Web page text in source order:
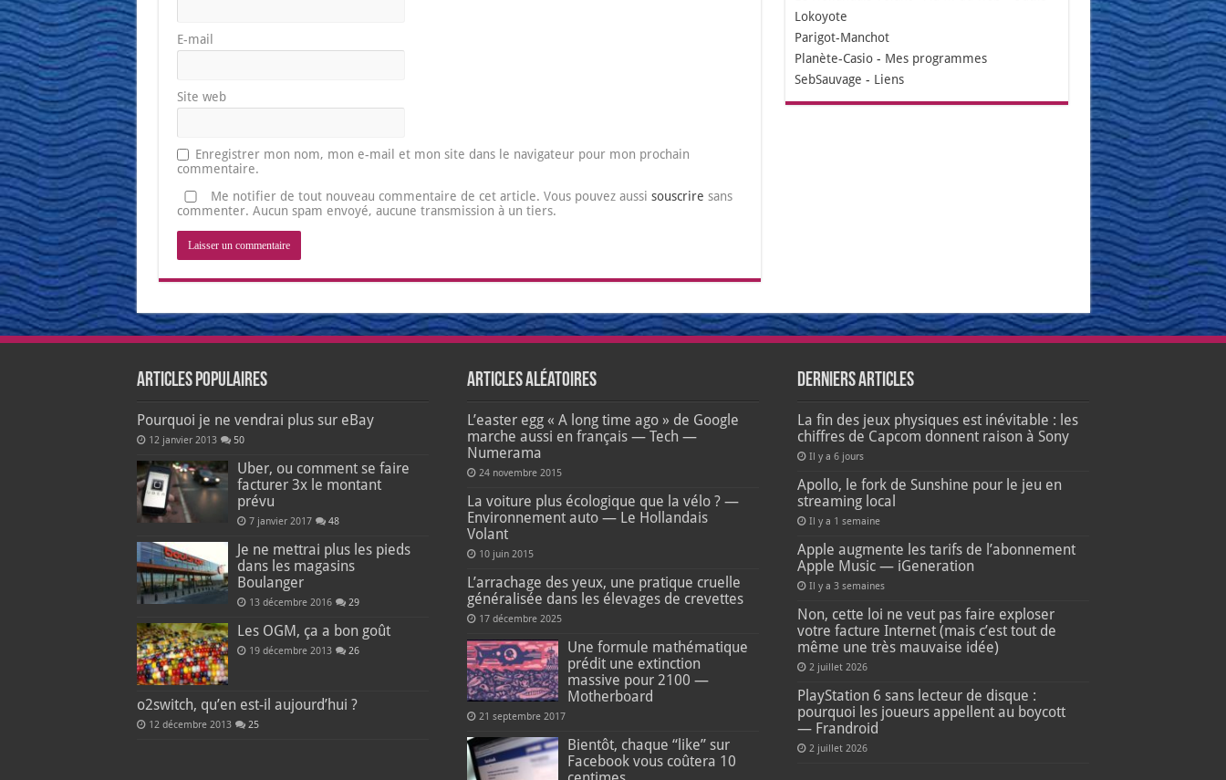
E-mail
Site web
Enregistrer mon nom, mon e-mail et mon site dans le navigateur pour mon prochain
commentaire.
Me notifier de tout nouveau commentaire de cet article. Vous pouvez aussi souscrire sans
commenter. Aucun spam envoyé, aucune transmission à un tiers.
Lokoyote
Parigot-Manchot
Planète-Casio- Mes programmes
SebSauvage - Liens
Articles populaires
Pourquoi je ne vendrai plus sur eBay
12 janvier 2013 50
Uber, ou comment se faire
facturer 3x le montant
prévu
7 janvier 2017 48
Je ne mettrai plus les pieds
dans les magasins
Boulanger
13 décembre 2016 29
Les OGM, ça a bon goût
19 décembre 2013 26
o2switch, qu’en est-il aujourd’hui ?
12 décembre 2013 25
Articles aléatoires
L’easter egg « A long time ago » de Google
marche aussi en français — Tech —
Numerama
24 novembre 2015
La voiture plus écologique que la vélo ? —
Environnement auto — Le Hollandais
Volant
10 juin 2015
L’arrachage des yeux, une pratique cruelle
généralisée dans les élevages de crevettes
17 décembre 2025
Une formule mathématique
prédit une extinction
massive pour 2100 —
Motherboard
21 septembre 2017
Bientôt, chaque “like” sur
Facebook vous coûtera 10
Derniers articles
La fin des jeux physiques est inévitable : les
chiffres de Capcom donnent raison à Sony
Il y a 6 jours
Apollo, le fork de Sunshine pour le jeu en
streaming local
Il y a 1 semaine
Apple augmente les tarifs de l’abonnement
Apple Music — iGeneration
Il y a 3 semaines
Non, cette loi ne veut pas faire exploser
votre facture Internet (mais c’est tout de
même une très mauvaise idée)
2 juillet 2026
PlayStation 6 sans lecteur de disque :
pourquoi les joueurs appellent au boycott
— Frandroid
2 juillet 2026